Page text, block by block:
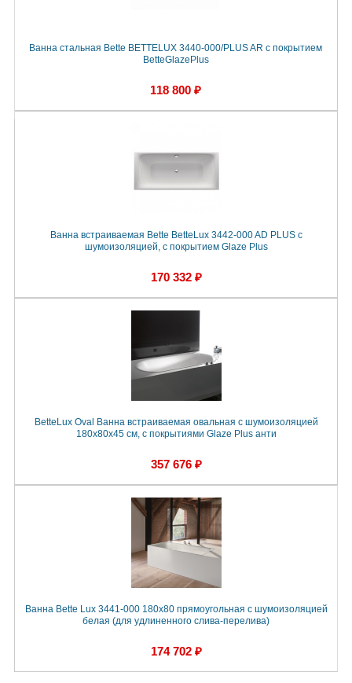
Ванна стальная Bette BETTELUX 3440-000/PLUS AR с покрытием
BetteGlazePlus
118 800 ₽
Ванна встраиваемая Bette BetteLux 3442-000 AD PLUS с
шумоизоляцией, с покрытием Glaze Plus
170 332 ₽
BetteLux Oval Ванна встраиваемая овальная с шумоизоляцией
180x80x45 см, с покрытиями Glaze Plus анти
357 676 ₽
Ванна Bette Lux 3441-000 180x80 прямоугольная с шумоизоляцией
белая (для удлиненного слива-перелива)
174 702 ₽